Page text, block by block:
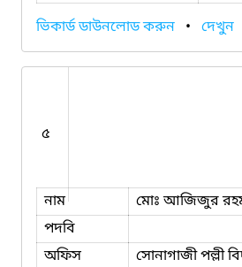
ভিকার্ড ডাউনলোড করুন • দেখুন
৫
নাম
মোঃ আজিজুর
পদবি
অফিস
সোনাগাজী পল্লী